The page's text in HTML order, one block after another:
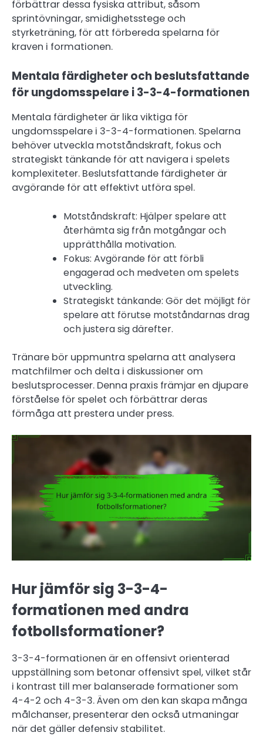
förbättrar dessa fysiska attribut, såsom
sprintövningar, smidighetsstege och
styrketräning, för att förbereda spelarna för
kraven i formationen.
Mentala färdigheter och beslutsfattande
för ungdomsspelare i 3-3-4-formationen
Mentala färdigheter är lika viktiga för
ungdomsspelare i 3-3-4-formationen. Spelarna
behöver utveckla motståndskraft, fokus och
strategiskt tänkande för att navigera i spelets
komplexiteter. Beslutsfattande färdigheter är
avgörande för att effektivt utföra spel.
Motståndskraft: Hjälper spelare att
återhämta sig från motgångar och
upprätthålla motivation.
Fokus: Avgörande för att förbli
engagerad och medveten om spelets
utveckling.
Strategiskt tänkande: Gör det möjligt för
spelare att förutse motståndarnas drag
och justera sig därefter.
Tränare bör uppmuntra spelarna att analysera
matchfilmer och delta i diskussioner om
beslutsprocesser. Denna praxis främjar en djupare
förståelse för spelet och förbättrar deras
förmåga att prestera under press.
Hur jämför sig 3-3-4-
formationen med andra
fotbollsformationer?
3-3-4-formationen är en offensivt orienterad
uppställning som betonar offensivt spel, vilket står
i kontrast till mer balanserade formationer som
4-4-2 och 4-3-3. Även om den kan skapa många
målchanser, presenterar den också utmaningar
när det gäller defensiv stabilitet.